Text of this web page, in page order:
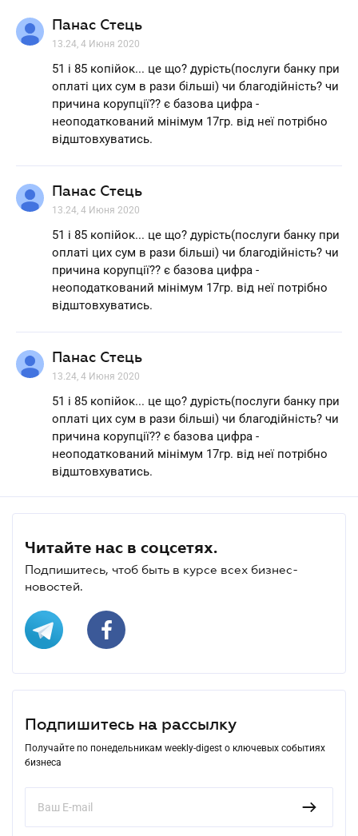
Панас Стець
13.24, 4 Июня 2020
51 і 85 копійок... це що? дурість(послуги банку при
оплаті цих сум в рази більші) чи благодійність? чи
причина корупції?? є базова цифра -
неоподаткований мінімум 17гр. від неї потрібно
відштовхуватись.
Панас Стець
13.24, 4 Июня 2020
51 і 85 копійок... це що? дурість(послуги банку при
оплаті цих сум в рази більші) чи благодійність? чи
причина корупції?? є базова цифра -
неоподаткований мінімум 17гр. від неї потрібно
відштовхуватись.
Панас Стець
13.24, 4 Июня 2020
51 і 85 копійок... це що? дурість(послуги банку при
оплаті цих сум в рази більші) чи благодійність? чи
причина корупції?? є базова цифра -
неоподаткований мінімум 17гр. від неї потрібно
відштовхуватись.
Читайте нас в соцсетях.
Подпишитесь, чтоб быть в курсе всех бизнес-
новостей.
Подпишитесь на рассылку
Получайте по понедельникам weekly-digest о ключевых событиях
бизнеса